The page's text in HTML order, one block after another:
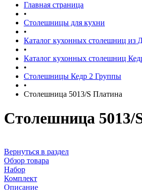
Главная страница
•
Столешницы для кухни
•
Каталог кухонных столешниц из
•
Каталог кухонных столешниц
•
Столешницы Кедр 2 Группы
•
Столешница 5013/S Платина
Столешница 5013/
Вернуться в раздел
Обзор товара
Набор
Комплект
Описание